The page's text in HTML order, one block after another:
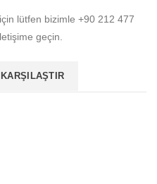
lütfen bizimle +90 212 477
geçin.
KARŞILAŞTIR